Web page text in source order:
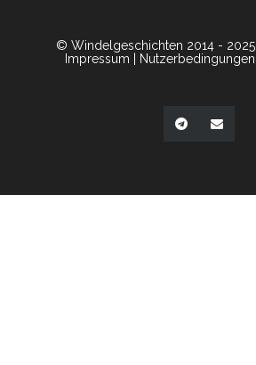
© Windelgeschichten 2014 - 2025
Impressum
Nutzerbedingungen